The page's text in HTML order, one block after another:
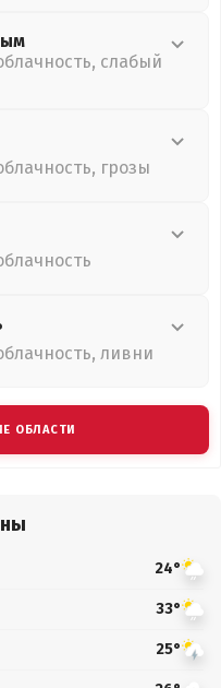
слабый
грозы
ливни
ОБЛАСТИ
24°
33°
25°